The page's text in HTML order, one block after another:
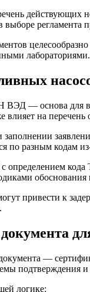
действующих
регламента
лабораториями.
ВЭД — основа для
на перечень
заполнении
по разным кодам
определением
обоснования
привести к
—
подтверждения и
логике: